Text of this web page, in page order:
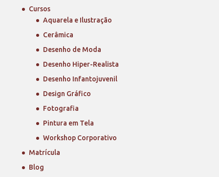
Cursos
Aquarela e Ilustração
Cerâmica
Desenho de Moda
Desenho Hiper-Realista
Desenho Infantojuvenil
Design Gráfico
Fotografia
Pintura em Tela
Workshop Corporativo
Matrícula
Blog